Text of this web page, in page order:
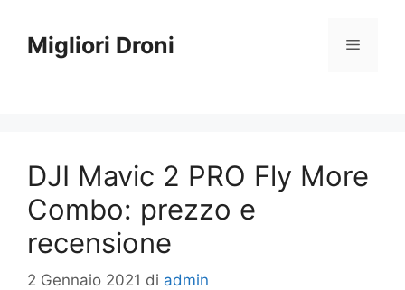
contenuto
Migliori Droni Menu
DJI Mavic 2 PRO Fly More
Combo: prezzo e
recensione
2 Gennaio 2021 di admin